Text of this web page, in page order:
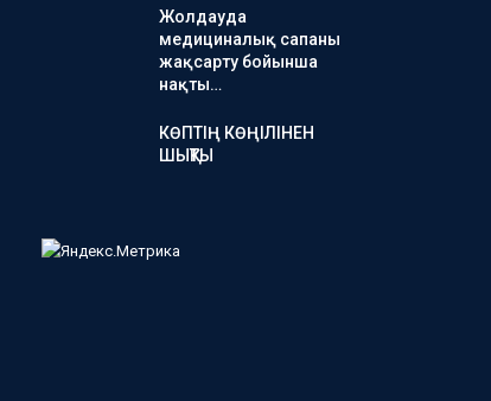
Жолдауда
медициналық сапаны
жақсарту бойынша
нақты…
КӨПТІҢ КӨҢІЛІНЕН
ШЫҚТЫ